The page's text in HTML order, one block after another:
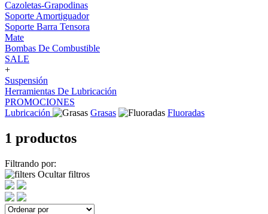
Cazoletas-Grapodinas
Soporte Amortiguador
Soporte Barra Tensora
Mate
Bombas De Combustible
SALE
+
Suspensión
Herramientas De Lubricación
PROMOCIONES
Lubricación
Grasas Fluoradas
1 productos
Filtrando por:
Ocultar filtros